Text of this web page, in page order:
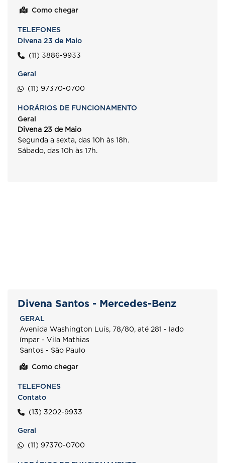
Como chegar
TELEFONES
Divena 23 de Maio
(11) 3886-9933
Geral
(11) 97370-0700
HORÁRIOS DE FUNCIONAMENTO
Geral
Divena 23 de Maio
Segunda a sexta, das 10h às 18h.
Sábado, das 10h às 17h.
Divena Santos - Mercedes-Benz
GERAL
Avenida Washington Luís, 78/80, até 281 - lado
ímpar - Vila Mathias
Santos - São Paulo
Como chegar
TELEFONES
Contato
(13) 3202-9933
Geral
(11) 97370-0700